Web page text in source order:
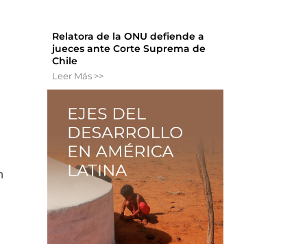
Relatora de la ONU defiende a
jueces ante Corte Suprema de
Chile
Leer Más >>